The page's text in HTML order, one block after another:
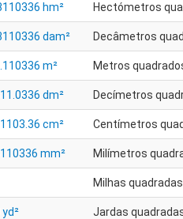
hm² Hectómetros
dam² Decâmetros
m² Metros
dm² Decímetros
cm² Centímetros
mm² Milímetros
Milhas quadradas
Jardas